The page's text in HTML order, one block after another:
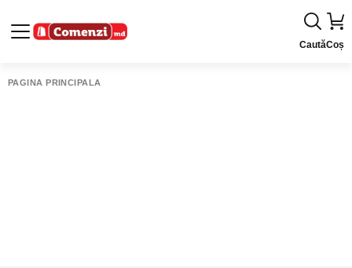
CautăCoș
PAGINA PRINCIPALĂ